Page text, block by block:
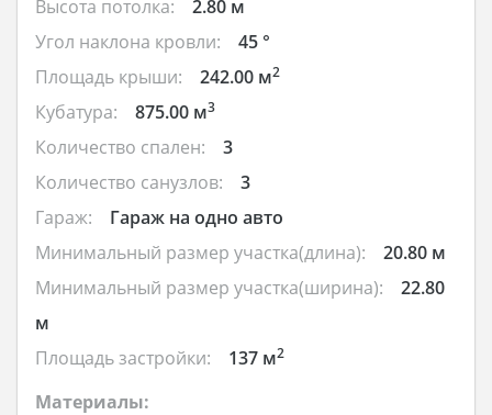
Высота потолка:
2.80 м
Угол наклона кровли:
45 °
Площадь крыши:
242.00 м2
Кубатура: 875.00 м3
Количество спален:
3
Количество санузлов:
3
Гараж:
Гараж на одно авто
Минимальный размер участка(длина):
20.80 м
Минимальный размер участка(ширина):
22.80
м
Площадь застройки:
137 м2
Материалы: